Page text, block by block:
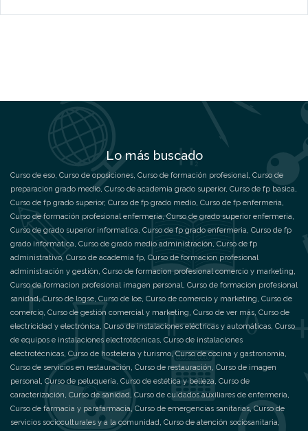
Lo más buscado
Curso de eso, Curso de oposiciones, Curso de formación profesional, Curso de
preparacion grado medio, Curso de academia grado superior, Curso de fp basica,
Curso de fp grado superior, Curso de fp grado medio, Curso de fp enfermeria,
Curso de formación profesional enfermeria,Curso de grado superior enfermeria,
Curso de grado superior informatica, Curso de fp grado enfermeria, Curso de fp
grado informatica, Curso de grado medio administración, Curso de fp
administrativo, Curso de academia fp, Curso de formacion profesional
administración y gestión, Curso de formacion profesional comercio y marketing,
Curso de formacion profesional imagen personal, Curso de formacion profesional
sanidad,Curso de logse, Curso de loe, Curso de comercio y marketing, Curso de
comercio, Curso de gestión comercial y marketing, Curso de ver más, Curso de
electricidad y electrónica, Curso de instalaciones eléctricas y automáticas, Curso
de equipos e instalaciones electrotécnicas, Curso de instalaciones
electrotécnicas, Curso de hostelería y turismo,Curso de cocina y gastronomía,
Curso de servicios en restauración, Curso de restauración, Curso de imagen
personal, Curso de peluquería, Curso de estética y belleza, Curso de
caracterización, Curso de sanidad, Curso de cuidados auxiliares de enfermería,
Curso de farmacia y parafarmacia,Curso de emergencias sanitarias,Curso de
servicios socioculturales y a la comunidad, Curso de atención sociosanitaria,